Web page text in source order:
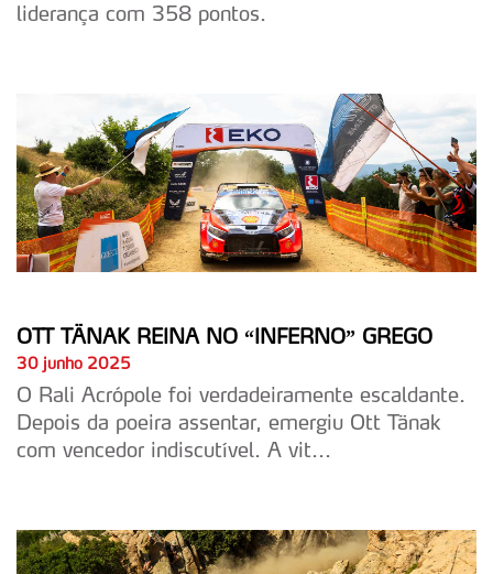
liderança com 358 pontos.
OTT TÄNAK REINA NO “INFERNO” GREGO
30 junho 2025
O Rali Acrópole foi verdadeiramente escaldante.
Depois da poeira assentar, emergiu Ott Tänak
com vencedor indiscutível. A vit...